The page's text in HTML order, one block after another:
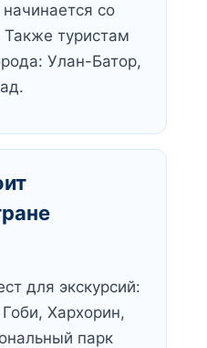
со
туристам
Улан-Батор,
для экскурсий:
Хархорин,
парк